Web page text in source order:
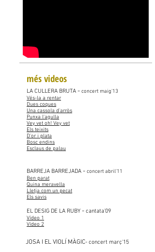
més videos
LA CULLERA BRUTA - concert maig'13
Vés-la a rentar
Dues coques
Una cassola d'arròs
Punxa l'agulla
Vey vet oh! Vey vet
Els teixits
D'or i plata
Bosc endins
Esclaus de palau
BARREJA BARREJADA - concert abril'11
Ben parat
Quina meravella
Lletja com un pecat
Els savis
EL DESIG DE LA RUBY - cantata'09
Vídeo 1
Vídeo 2
JOSA I EL VIOLÍ MÀGIC- concert març'15